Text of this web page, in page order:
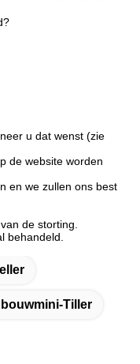
u dat wenst (zie
de website worden
en we zullen ons best
de storting.
behandeld.
Tiller